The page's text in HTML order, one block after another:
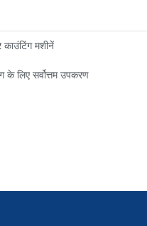
मशीनें
लिए सर्वोत्तम उपकरण